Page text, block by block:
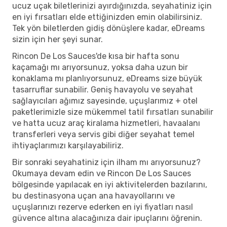
ucuz uçak biletlerinizi ayırdığınızda, seyahatiniz için
en iyi fırsatları elde ettiğinizden emin olabilirsiniz.
Tek yön biletlerden gidiş dönüşlere kadar, eDreams
sizin için her şeyi sunar.
Rincon De Los Sauces'de kısa bir hafta sonu
kaçamağı mı arıyorsunuz, yoksa daha uzun bir
konaklama mı planlıyorsunuz, eDreams size büyük
tasarruflar sunabilir. Geniş havayolu ve seyahat
sağlayıcıları ağımız sayesinde, uçuşlarımız + otel
paketlerimizle size mükemmel tatil fırsatları sunabilir
ve hatta ucuz araç kiralama hizmetleri, havaalanı
transferleri veya servis gibi diğer seyahat temel
ihtiyaçlarımızı karşılayabiliriz.
Bir sonraki seyahatiniz için ilham mı arıyorsunuz?
Okumaya devam edin ve Rincon De Los Sauces
bölgesinde yapılacak en iyi aktivitelerden bazılarını,
bu destinasyona uçan ana havayollarını ve
uçuşlarınızı rezerve ederken en iyi fiyatları nasıl
güvence altına alacağınıza dair ipuçlarını öğrenin.